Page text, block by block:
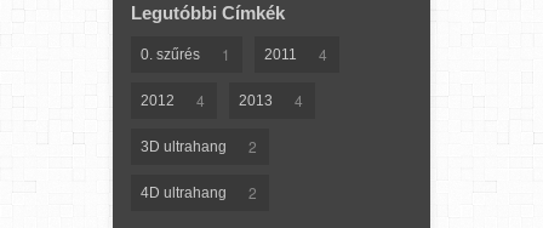
Legutóbbi Címkék
0. szűrés 1 2011 4
2012 4 2013 4
3D ultrahang 2
4D ultrahang 2